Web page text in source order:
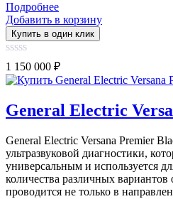
Подробнее
Добавить в корзину
Купить в один клик
0
out
of
1 150 000 ₽
General Electric
General Electric Versana Premier
ультразвуковой диагностики,
универсальным и используется
количества различных
проводится не только в